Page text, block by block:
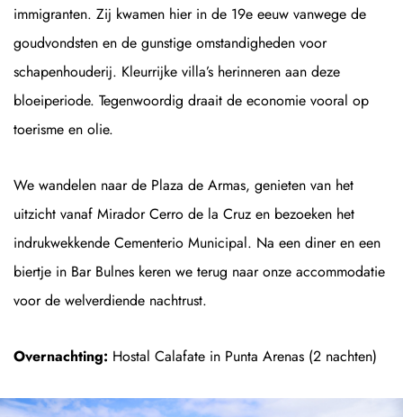
immigranten. Zij kwamen hier in de 19e eeuw vanwege de
goudvondsten en de gunstige omstandigheden voor
schapenhouderij. Kleurrijke villa’s herinneren aan deze
bloeiperiode. Tegenwoordig draait de economie vooral op
toerisme en olie.
We wandelen naar de Plaza de Armas, genieten van het
uitzicht vanaf Mirador Cerro de la Cruz en bezoeken het
indrukwekkende Cementerio Municipal. Na een diner en een
biertje in Bar Bulnes keren we terug naar onze accommodatie
voor de welverdiende nachtrust.
Overnachting: Hostal Calafate in Punta Arenas (2 nachten)